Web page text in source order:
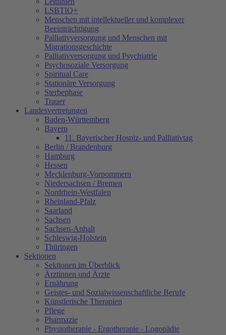
LSBTIQ+
Menschen mit intellektueller und komplexer
Beeinträchtigung
Palliativversorgung und Menschen mit
Migrationsgeschichte
Palliativversorgung und Psychiatrie
Psychosoziale Versorgung
Spiritual Care
Stationäre Versorgung
Sterbephase
Trauer
Landesvertretungen
Baden-Württemberg
Bayern
11. Bayerischer Hospiz- und Palliativtag
Berlin / Brandenburg
Hamburg
Hessen
Mecklenburg-Vorpommern
Niedersachsen / Bremen
Nordrhein-Westfalen
Rheinland-Pfalz
Saarland
Sachsen
Sachsen-Anhalt
Schleswig-Holstein
Thüringen
Sektionen
Sektionen im Überblick
Ärztinnen und Ärzte
Ernährung
Geistes- und Sozialwissenschaftliche Berufe
Künstlerische Therapien
Pflege
Pharmazie
Physiotherapie - Ergotherapie - Logopädie